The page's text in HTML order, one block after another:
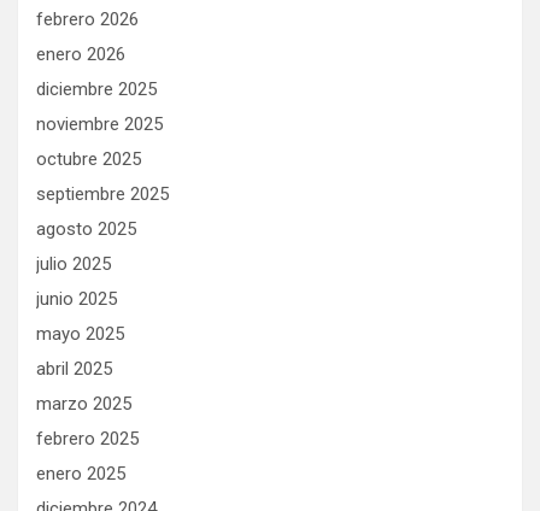
febrero 2026
enero 2026
diciembre 2025
noviembre 2025
octubre 2025
septiembre 2025
agosto 2025
julio 2025
junio 2025
mayo 2025
abril 2025
marzo 2025
febrero 2025
enero 2025